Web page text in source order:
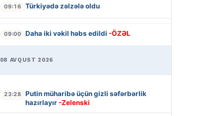
09:16 Türkiyədə zəlzələ oldu
09:00 Daha iki vəkil həbs edildi -ÖZƏL
08 AVQUST 2026
23:28
Putin müharibə üçün gizli səfərbərlik
hazırlayır -Zelenski